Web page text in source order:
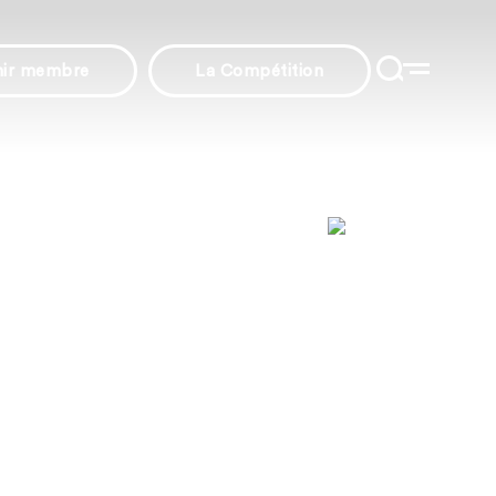
membre La Compétition